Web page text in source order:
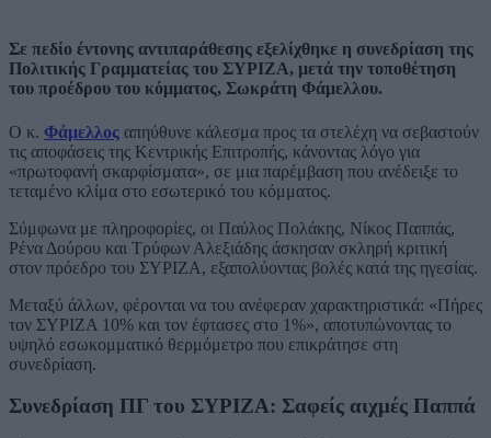
Σε πεδίο έντονης αντιπαράθεσης εξελίχθηκε η συνεδρίαση της
Πολιτικής Γραμματείας του ΣΥΡΙΖΑ, μετά την τοποθέτηση
του προέδρου του κόμματος, Σωκράτη Φάμελλου.
Ο κ. Φάμελλος απηύθυνε κάλεσμα προς τα στελέχη να σεβαστούν
τις αποφάσεις της Κεντρικής Επιτροπής, κάνοντας λόγο για
«πρωτοφανή σκαρφίσματα», σε μια παρέμβαση που ανέδειξε το
τεταμένο κλίμα στο εσωτερικό του κόμματος.
Σύμφωνα με πληροφορίες, οι Παύλος Πολάκης, Νίκος Παππάς,
Ρένα Δούρου και Τρύφων Αλεξιάδης άσκησαν σκληρή κριτική
στον πρόεδρο του ΣΥΡΙΖΑ, εξαπολύοντας βολές κατά της ηγεσίας.
Μεταξύ άλλων, φέρονται να του ανέφεραν χαρακτηριστικά: «Πήρες
τον ΣΥΡΙΖΑ 10% και τον έφτασες στο 1%», αποτυπώνοντας το
υψηλό εσωκομματικό θερμόμετρο που επικράτησε στη
συνεδρίαση.
Συνεδρίαση ΠΓ του ΣΥΡΙΖΑ: Σαφείς αιχμές Παππά